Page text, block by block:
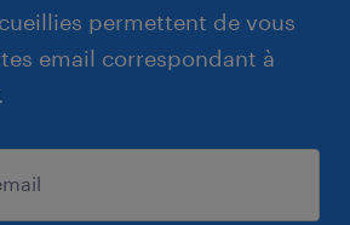
permettent de vous
email correspondant à